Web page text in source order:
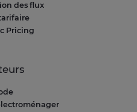
des flux
Pricing